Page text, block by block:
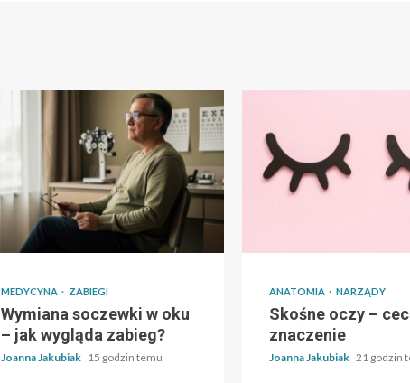
MEDYCYNA ZABIEGI
Wymiana soczewki w oku
– jak wygląda zabieg?
Joanna Jakubiak 15 godzin temu
ANATOMIA NARZĄDY
Skośne oczy –
znaczenie
Joanna Jakubiak 21 godzin